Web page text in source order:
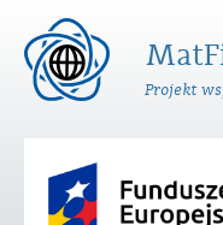
Projekt
Loga unijne